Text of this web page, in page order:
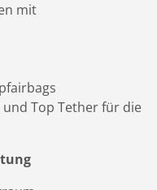
mit
und Top Tether für die